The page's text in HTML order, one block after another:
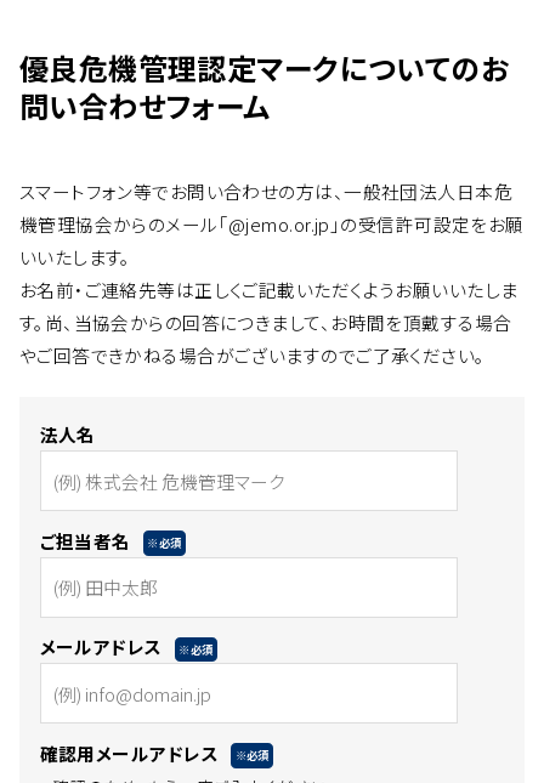
優良危機管理認定マークについてのお
問い合わせフォーム
スマートフォン等でお問い合わせの方は、一般社団法人日本危
機管理協会からのメール「@jemo.or.jp」の受信許可設定をお願
いいたします。
お名前・ご連絡先等は正しくご記載いただくようお願いいたしま
す。尚、当協会からの回答につきまして、お時間を頂戴する場合
やご回答できかねる場合がございますのでご了承ください。
法人名
ご担当者名 ※必須
メールアドレス ※必須
確認用メールアドレス ※必須